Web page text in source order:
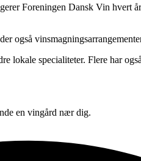
Foreningen Dansk Vin
også
lokale specialiteter. Flere har
en vingård nær dig.